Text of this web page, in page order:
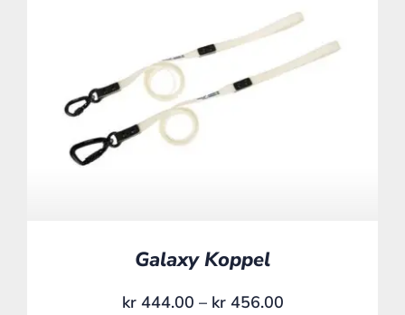
Galaxy Koppel
kr444.00 – kr456.00